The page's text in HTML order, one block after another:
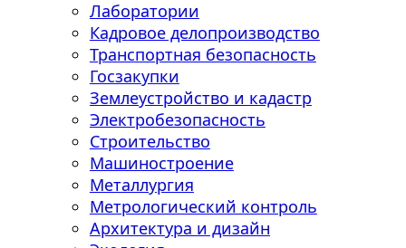
Лаборатории
Кадровое делопроизводство
Транспортная безопасность
Госзакупки
Землеустройство и кадастр
Электробезопасность
Строительство
Машиностроение
Металлургия
Метрологический контроль
Архитектура и дизайн